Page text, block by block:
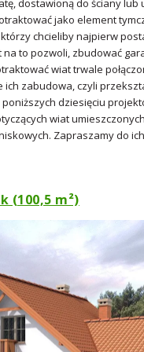
dostawioną do ściany lub
jako element
chcieliby najpierw
na to pozwoli, zbudować
wiat trwale
zabudowa, czyli
dziesięciu
wiat
Zapraszamy do
(100,5 m²)